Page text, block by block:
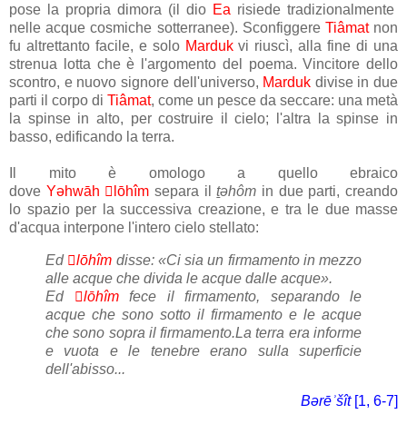
pose la propria dimora (il dio Ea risiede tradizionalmente
nelle acque cosmiche sotterranee). Sconfiggere Tiâmat non
fu altrettanto facile, e solo Mardukvi riuscì, alla fine di una
strenua lotta che è l'argomento del poema. Vincitore dello
scontro, e nuovo signore dell'universo, Marduk divise in due
parti il corpo di Tiâmat, come un pesce da seccare: una metà
la spinse in alto, per costruire il cielo; l'altra la spinse in
basso, edificando la terra.
Il mito è omologo a quello ebraico
dove Yəhwāh lōhîm separa iltǝhôm in due parti, creando
lo spazio per la successiva creazione, e tra le due masse
d'acqua interpone l'intero cielo stellato:
Ed lōhîm disse: «Ci sia un firmamento in mezzo
alle acque che divida le acque dalle acque».
Ed lōhîmfece il firmamento, separando le
acque che sono sotto il firmamento e le acque
che sono sopra il firmamento.La terra era informe
e vuota e le tenebre erano sulla superficie
dell'abisso...
Bǝrēʾšît [1, 6-7]